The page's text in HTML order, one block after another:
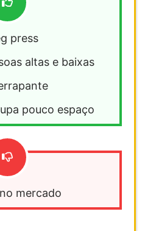
press
altas e baixas
pouco espaço
mercado